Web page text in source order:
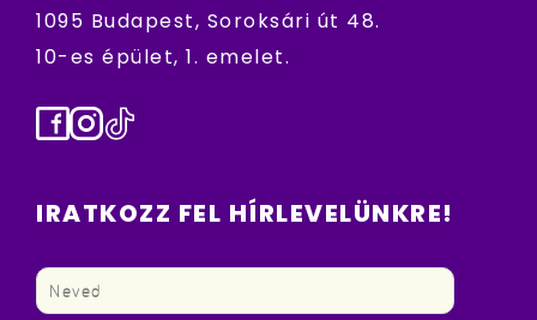
1095 Budapest, Soroksári út 48.
10-es épület, 1. emelet.
Facebook
Instagram
TikTok
IRATKOZZ FEL HÍRLEVELÜNKRE!